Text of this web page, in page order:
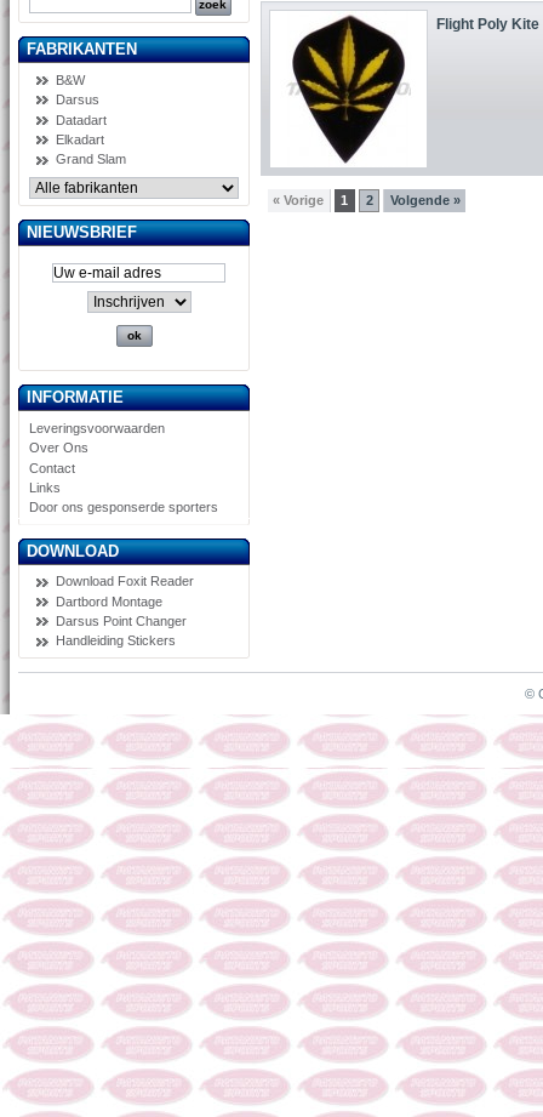
FABRIKANTEN
B&W
Darsus
Datadart
Elkadart
Grand Slam
NIEUWSBRIEF
INFORMATIE
Leveringsvoorwaarden
Over Ons
Contact
Links
Door ons gesponserde sporters
DOWNLOAD
Download Foxit Reader
Dartbord Montage
Darsus Point Changer
Handleiding Stickers
Flight Poly Kite
« Vorige 1 2 Volgende »
©